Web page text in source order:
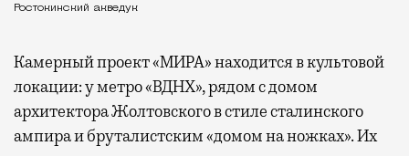
Ростокинский акведук
Камерный проект «МИРА» находится в культовой
локации: у метро «ВДНХ», рядом с домом
архитектора Жолтовского в стиле сталинского
ампира и бруталистским «домом на ножках». Их